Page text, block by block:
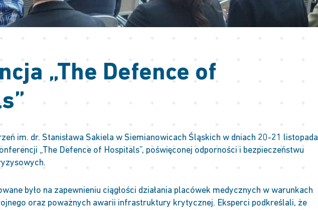
„The Defence of
im. dr. Stanisława Sakiela w Siemianowicach Śląskich w dniach 20-21 listopada
„The Defence of Hospitals”, poświęconej odporności i bezpieczeństwu
było na zapewnieniu ciągłości działania placówek medycznych w warunkach
oraz poważnych awarii infrastruktury krytycznej. Eksperci podkreślali, że